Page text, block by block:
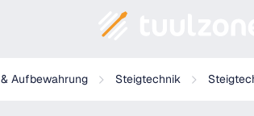
Aufbewahrung Steigtechnik